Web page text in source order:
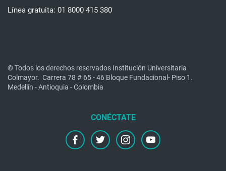
Línea gratuita: 01 8000 415 380
© Todos los derechos reservados Institución Universitaria
Colmayor. Carrera 78 # 65 - 46 Bloque Fundacional- Piso 1.
Medellín - Antioquia - Colombia
facebooktwitter instagramyoutube